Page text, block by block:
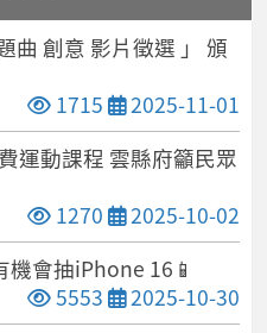
曲 創意 影片徵選 」 頒
點閱次數
1715 發布日期
2025-11-01
運動課程 雲縣府籲民眾
點閱次數
1270 發布日期
2025-10-02
會抽iPhone 16📱
點閱次數
5553 發布日期
2025-10-30